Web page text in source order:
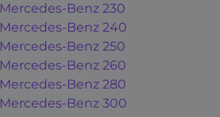
Mercedes-Benz 230
Mercedes-Benz 240
Mercedes-Benz 250
Mercedes-Benz 260
Mercedes-Benz 280
Mercedes-Benz 300